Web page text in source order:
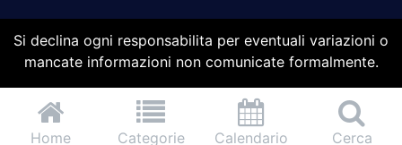
Home Categorie Calendario Cerca
Si declina ogni responsabilita per eventuali variazioni o
mancate informazioni non comunicate formalmente.